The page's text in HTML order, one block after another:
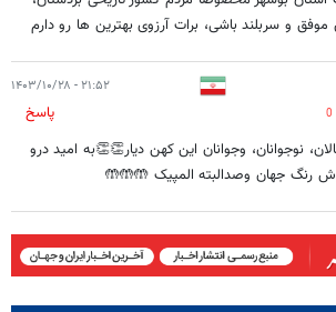
موفق و سربلند باشی، برات آرزوی بهترین ها رو دارم
۲۱:۵۲ - ۱۴۰۳/۱۰/۲۸
0
پاسخ
نوجوانان، وجوانان این کهن دیار👏👏به امید درو
رنگ جهان وصدالبته المپیک 🤲🤲🤲